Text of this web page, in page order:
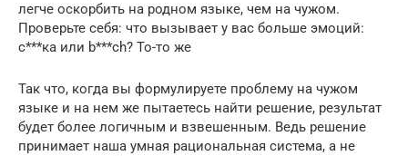
легче оскорбить на родном языке, чем на чужом.
Проверьте себя: что вызывает у вас больше эмоций:
c***ка или b***ch? То-то же
Так что, когда вы формулируете проблему на чужом
языке и на нем же пытаетесь найти решение, результат
будет более логичным и взвешенным. Ведь решение
принимает наша умная рациональная система, а не